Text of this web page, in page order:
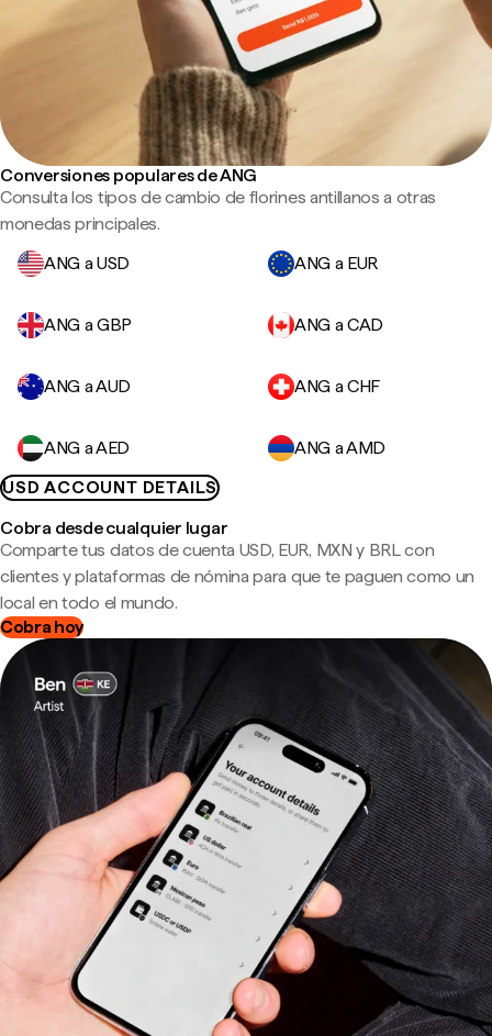
Conversiones populares de ANG
Consulta los tipos de cambio de florines antillanos a otras
monedas principales.
ANG a USD
ANG a EUR
ANG a GBP ANG a CAD
ANG a AUD ANG a CHF
ANG a AED
ANG a AMD
USD ACCOUNT DETAILS
Cobra desde cualquier lugar
Comparte tus datos de cuenta USD, EUR, MXN y BRL con
clientes y plataformas de nómina para que te paguen como un
local en todo el mundo.
Cobra hoy